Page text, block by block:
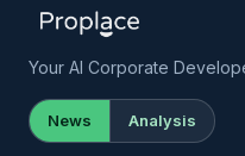
Your AI Corporate
News Analysis